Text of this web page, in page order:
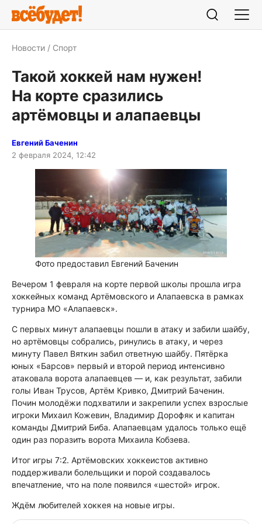
Новости Спорт
Такой хоккей нам нужен!
На корте сразились
артёмовцы и алапаевцы
Евгений Баченин
2 февраля 2024, 12:42
Фото предоставил Евгений Баченин
Вечером 1 февраля на корте первой школы прошла игра
хоккейных команд Артёмовского и Алапаевска в рамках
турнира МО «Алапаевск».
С первых минут алапаевцы пошли в атаку и забили шайбу,
но артёмовцы собрались, ринулись в атаку, и через
минуту Павел Вяткин забил ответную шайбу. Пятёрка
юных «Барсов» первый и второй период интенсивно
атаковала ворота алапаевцев — и, как результат, забили
голы Иван Трусов, Артём Кривко, Дмитрий Баченин.
Почин молодёжи подхватили и закрепили успех взрослые
игроки Михаил Кожевин, Владимир Дорофяк и капитан
команды Дмитрий Биба. Алапаевцам удалось только ещё
один раз поразить ворота Михаила Кобзева.
Итог игры 7:2. Артёмовских хоккеистов активно
поддерживали болельщики и порой создавалось
впечатление, что на поле появился «шестой» игрок.
Ждём любителей хоккея на новые игры.